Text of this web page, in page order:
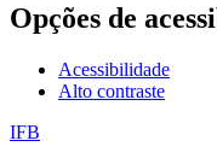
Opções de
Acessibilidade
Alto contraste
IFB